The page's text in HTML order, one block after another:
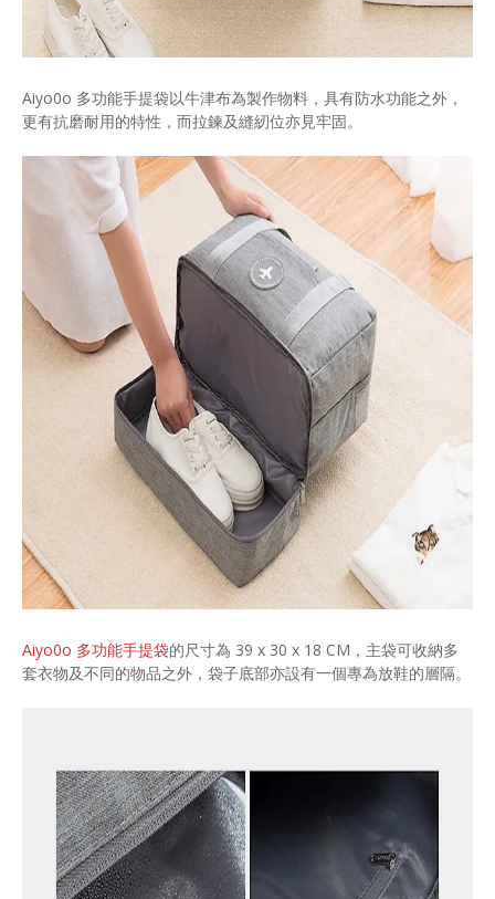
Aiyo0o 多功能手提袋以牛津布為製作物料，具有防水功能之外，
更有抗磨耐用的特性，而拉鍊及縫紉位亦見牢固。
Aiyo0o 多功能手提袋的尺寸為 39 x 30 x 18 CM，主袋可收納多
套衣物及不同的物品之外，袋子底部亦設有一個專為放鞋的層隔。